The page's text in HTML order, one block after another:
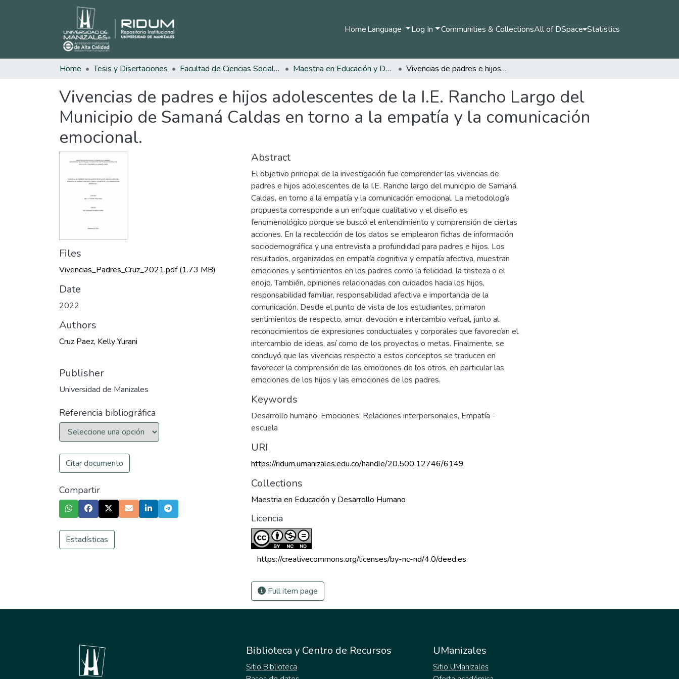
HomeLanguage Log In Communities & CollectionsAll of DSpace Statistics
Home Tesis y Disertaciones Facultad de Ciencias Sociales y Humanas Maestria en Educación y Desarrollo Humano Vivencias de padres e hijos adolescentes de la I.E. Rancho Largo del Municipio de Samaná Caldas en torno a la empatía y la comunicación emocional.
Vivencias de padres e hijos adolescentes de la I.E. Rancho Largo del
Municipio de Samaná Caldas en torno a la empatía y la comunicación
emocional.
Files
Vivencias_Padres_Cruz_2021.pdf(1.73 MB)
Date
2022
Authors
Cruz Paez, Kelly Yurani
Publisher
Universidad de Manizales
Referencia bibliográfica
Citar documento
Compartir
Estadísticas
Abstract
El objetivo principal de la investigación fue comprender las vivencias de
padres e hijos adolescentes de la I.E. Rancho largo del municipio de Samaná,
Caldas, en torno a la empatía y la comunicación emocional. La metodología
propuesta corresponde a un enfoque cualitativo y el diseño es
fenomenológico porque se buscó el entendimiento y comprensión de ciertas
acciones. En la recolección de los datos se emplearon fichas de información
sociodemográfica y una entrevista a profundidad para padres e hijos. Los
resultados, organizados en empatía cognitiva y empatía afectiva, muestran
emociones y sentimientos en los padres como la felicidad, la tristeza o el
enojo. También, opiniones relacionadas con cuidados hacia los hijos,
responsabilidad familiar, responsabilidad afectiva e importancia de la
comunicación. Desde el punto de vista de los estudiantes, primaron
sentimientos de respecto, amor, devoción e intercambio verbal, junto al
reconocimientos de expresiones conductuales y corporales que favorecían el
intercambio de ideas, así como de los proyectos o metas. Finalmente, se
concluyó que las vivencias respecto a estos conceptos se traducen en
favorecer la comprensión de las emociones de los otros, en particular las
emociones de los hijos y las emociones de los padres.
Keywords
Desarrollo humano, Emociones, Relaciones interpersonales, Empatía -
escuela
URI
https://ridum.umanizales.edu.co/handle/20.500.12746/6149
Collections
Maestria en Educación y Desarrollo Humano
Licencia
https://creativecommons.org/licenses/by-nc-nd/4.0/deed.es
Full item page
Biblioteca y Centro de Recursos
Sitio Biblioteca
UManizales
Sitio UManizales